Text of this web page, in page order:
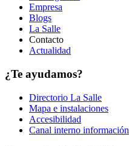
Empresa
Blogs
La Salle
Contacto
Actualidad
¿Te ayudamos?
Directorio La Salle
Mapa e instalaciones
Accesibilidad
Canal interno información